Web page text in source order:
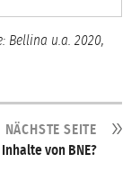
Bellina u.a. 2020,
NÄCHSTE SEITE
von BNE?